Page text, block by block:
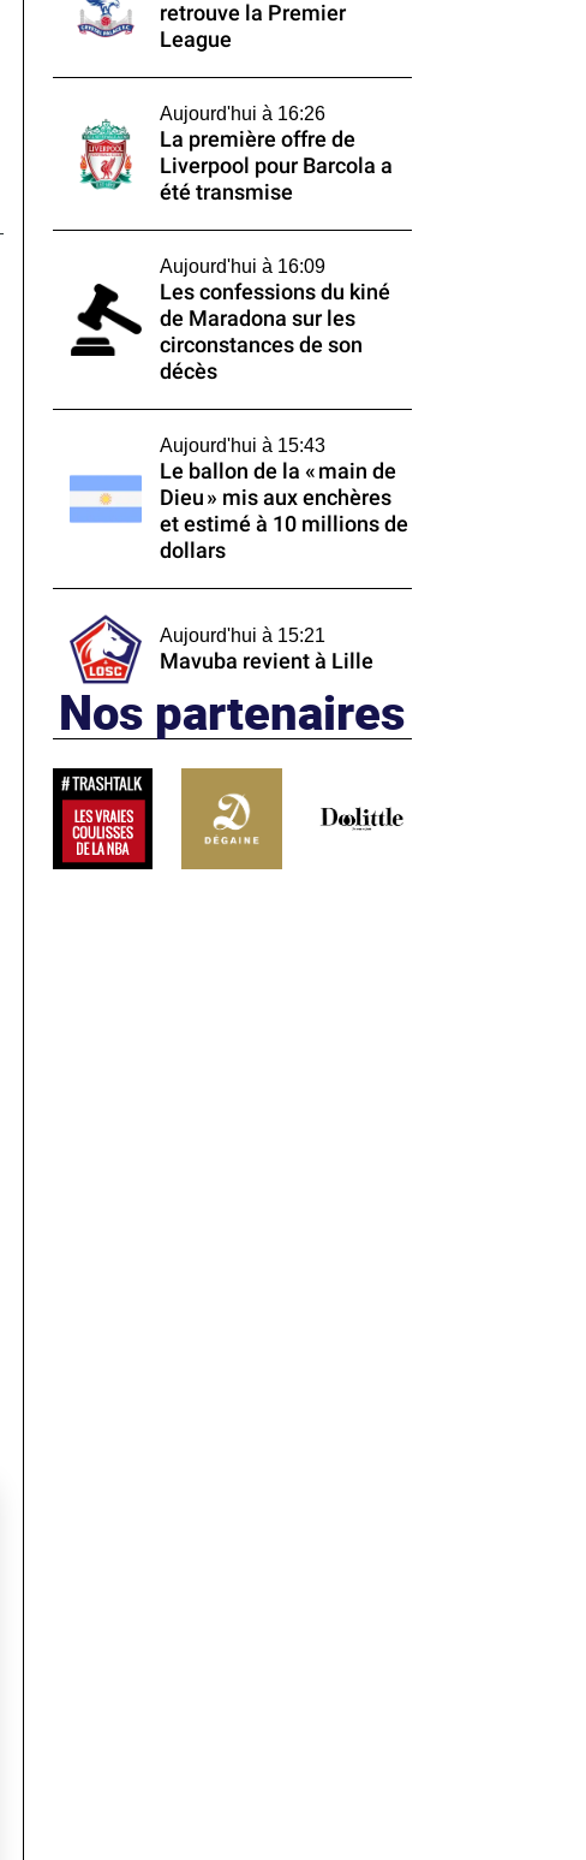
retrouve la Premier
League
Aujourd'hui à 16:26
La première offre de
Liverpool pour Barcola a
été transmise
Aujourd'hui à 16:09
Les confessions du kiné
de Maradona sur les
circonstances de son
décès
Aujourd'hui à 15:43
Le ballon de la « main de
Dieu » mis aux enchères
et estimé à 10 millions de
dollars
Aujourd'hui à 15:21
Mavuba revient à Lille
Nos partenaires